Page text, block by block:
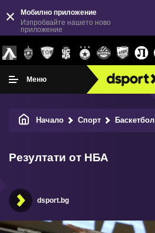
Мобилно приложение
Изпробвайте нашето ново
приложение
Меню
Начало Спорт Баскетбол
Резултати от НБА
dsport.bg